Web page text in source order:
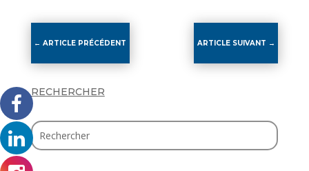
←ARTICLE PRÉCÉDENT ARTICLE SUIVANT →
RECHERCHER